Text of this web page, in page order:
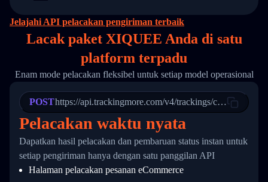
16
17
21
22
23
24
25
27
28
29
        "itemTimeLength": 2,
        "weblink": "",
        "phone": null,
        "trackinfo": [
          {
            "Date": "2017-03-08 04: 22: 00",
"StatusDescription": "Departed
"Details": "Departed Facility
          },
          {
            "Date": "2017-03-06 15:28:00",
"StatusDescription": "Shipment
"Details": "BEIJING-
          }
        ]
Jelajahi API pelacakan pengiriman terbaik
Lacak paket XIQUEE Anda di satu
platform terpadu
Enam mode pelacakan fleksibel untuk setiap model operasional
POSThttps://api.trackingmore.com/v4/trackings/create
Pelacakan waktu nyata
Dapatkan hasil pelacakan dan pembaruan status instan untuk
setiap pengiriman hanya dengan satu panggilan API
Halaman pelacakan pesanan eCommerce